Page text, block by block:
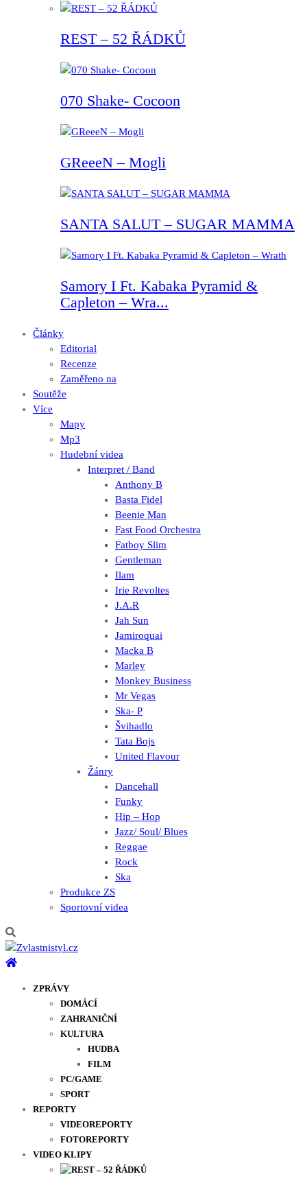
REST – 52 ŘÁDKŮ
070 Shake- Cocoon
GReeeN – Mogli
SANTA SALUT – SUGAR MAMMA
Samory I Ft. Kabaka Pyramid &
Capleton – Wra...
Články
Editorial
Recenze
Zaměřeno na
Soutěže
Více
Mapy
Mp3
Hudební videa
Interpret / Band
Anthony B
Basta Fidel
Beenie Man
Fast Food Orchestra
Fatboy Slim
Gentleman
Ilam
Irie Revoltes
J.A.R
Jah Sun
Jamiroquai
Macka B
Marley
Monkey Business
Mr Vegas
Ska- P
Švihadlo
Tata Bojs
United Flavour
Žánry
Dancehall
Funky
Hip – Hop
Jazz/ Soul/ Blues
Reggae
Rock
Ska
Produkce ZS
Sportovní videa
ZPRÁVY
DOMÁCÍ
ZAHRANIČNÍ
KULTURA
HUDBA
FILM
PC/GAME
SPORT
REPORTY
VIDEOREPORTY
FOTOREPORTY
VIDEO KLIPY